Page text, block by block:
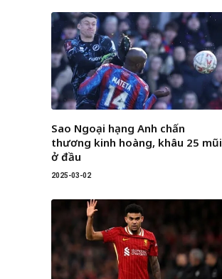
Sao Ngoại hạng Anh chấn
thương kinh hoàng, khâu 25 mũi
ở đầu
2025-03-02